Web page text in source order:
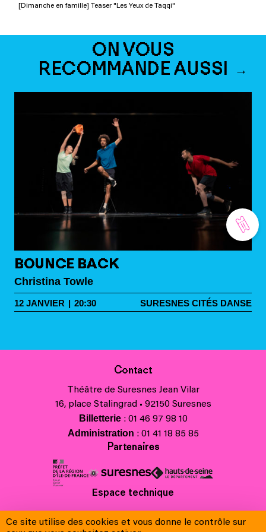
[Dimanche en famille] Teaser "Les Yeux de Taqqi"
ON VOUS
RECOMMANDE AUSSI
BOUNCE BACK
Christina Towle
12 JANVIER | 20:30 SURESNES CITÉS DANSE
Contact
Théâtre de Suresnes Jean Vilar
16, place Stalingrad • 92150 Suresnes
Billetterie: 01 46 97 98 10
Administration : 01 41 18 85 85
Partenaires
Espace technique
Contacts
Ce site utilise des cookies et vous donne le contrôle sur